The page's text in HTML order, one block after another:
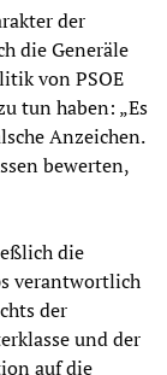
der
die Generäle
von PSOE
tun haben: „Es
Anzeichen.
bewerten,
die
verantwortlich
der
und der
auf die